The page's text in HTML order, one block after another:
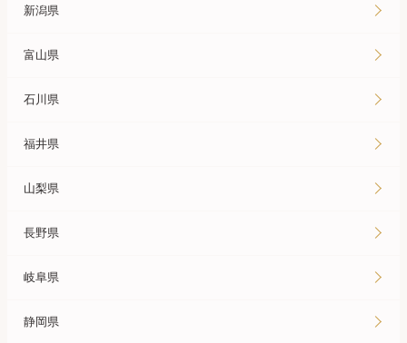
新潟県
富山県
石川県
福井県
山梨県
長野県
岐阜県
静岡県